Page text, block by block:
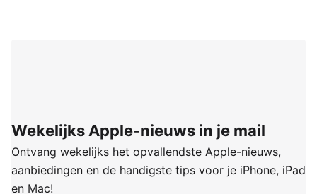
Wekelijks Apple-nieuws in je mail
Ontvang wekelijks het opvallendste Apple-nieuws,
aanbiedingen en de handigste tips voor je iPhone, iPad
en Mac!